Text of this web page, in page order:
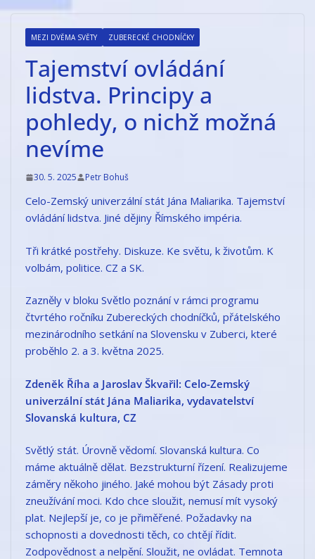
Přeskočit
obsah MEZI DVĚMA SVĚTY ZUBERECKÉ CHODNÍČKY
Tajemství ovládání
lidstva. Principy a
pohledy, o nichž možná
nevíme
30. 5. 2025 Petr Bohuš
Celo-Zemský univerzální stát Jána Maliarika. Tajemství
ovládání lidstva. Jiné dějiny Římského impéria.
Tři krátké postřehy. Diskuze. Ke světu, k životům. K
volbám, politice. CZ a SK.
Zazněly v bloku Světlo poznání v rámci programu
čtvrtého ročníku Zubereckých chodníčků, přátelského
mezinárodního setkání na Slovensku v Zuberci, které
proběhlo 2. a 3. května 2025.
Zdeněk Říha a Jaroslav Škvařil: Celo-Zemský
univerzální stát Jána Maliarika, vydavatelství
Slovanská kultura, CZ
Světlý stát. Úrovně vědomí. Slovanská kultura. Co
máme aktuálně dělat. Bezstrukturní řízení. Realizujeme
záměry někoho jiného. Jaké mohou být Zásady proti
zneužívání moci. Kdo chce sloužit, nemusí mít vysoký
plat. Nejlepší je, co je přiměřené. Požadavky na
schopnosti a dovednosti těch, co chtějí řídit.
Zodpovědnost a nelpění. Sloužit, ne ovládat. Temnota